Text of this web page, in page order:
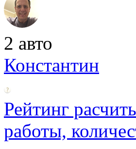
2 авто
Константин
Рейтинг
работы,